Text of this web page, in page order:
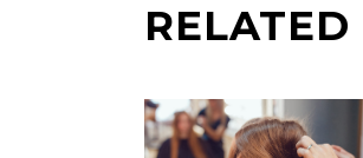
RELATED